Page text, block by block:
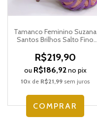
Tamanco Feminino Suzana
Santos Brilhos Salto Fino
R$219,90
ou R$186,92no pix
10x de R$21,99 sem juros
COMPRAR